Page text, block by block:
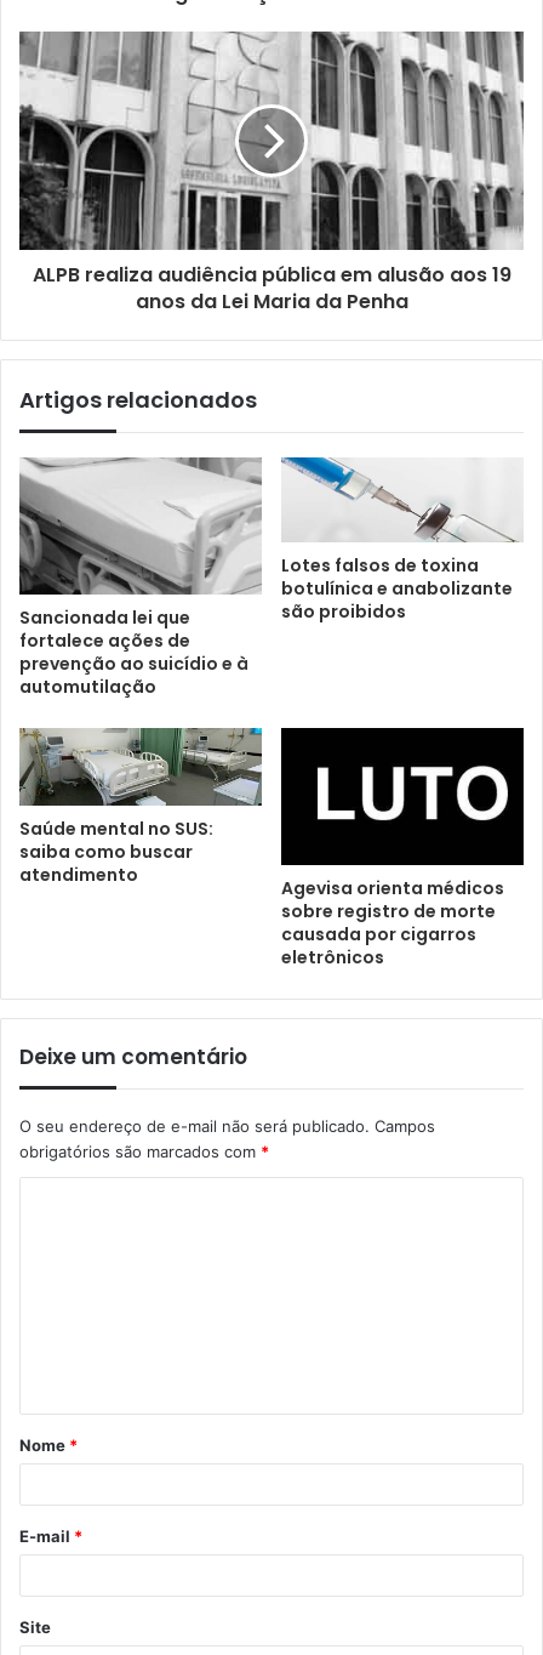
ALPB realiza audiência pública em alusão aos 19
anos da Lei Maria da Penha
Artigos relacionados
Sancionada lei que
fortalece ações de
prevenção ao suicídio e à
automutilação
Lotes falsos de toxina
botulínica e anabolizante
são proibidos
Saúde mental no SUS:
saiba como buscar
atendimento
Agevisa orienta médicos
sobre registro de morte
causada por cigarros
eletrônicos
Deixe um comentário
O seu endereço de e-mail não será publicado. Campos
obrigatórios são marcados com *
Nome *
E-mail *
Site